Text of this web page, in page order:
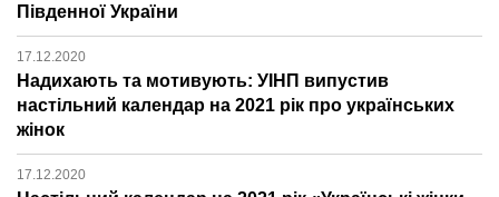
Південної України
17.12.2020
Надихають та мотивують: УІНП випустив
настільний календар на 2021 рік про українських
жінок
17.12.2020